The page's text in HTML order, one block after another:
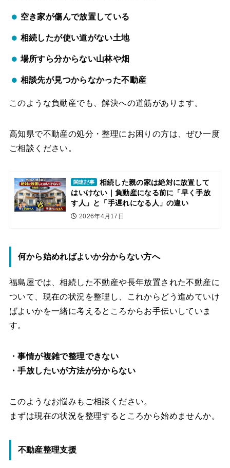
空き家が傷んで放置している
相続したが使い道がない土地
場所すら分からない山林や畑
相談先が見つからなかった不動産
このような負動産でも、解決への道筋があります。
高知県で不動産の処分・整理にお困りの方は、ぜひ一度
ご相談ください。
関連記事
相続した親の家は絶対に放置して
はいけない｜負動産になる前に「早く手放
す人」と「手遅れになる人」の違い
2026年4月17日
何から始めればよいか分からない方へ
福島屋では、相続した不動産や長年放置された不動産に
ついて、現在の状況を整理し、これからどう進めていけ
ばよいかを一緒に考えるところからお手伝いしていま
す。
・事情が複雑で整理できない
・手放したいが方法が分からない
このようなお悩みもご相談ください。
まずは現在の状況を整理するところから始めませんか。
不動産整理支援